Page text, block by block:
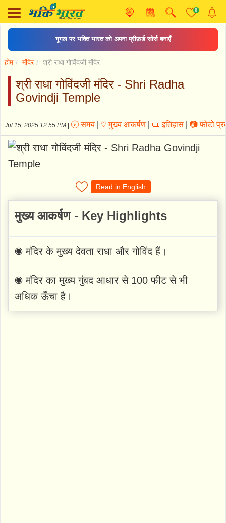
0
गूगल पर भक्ति भारत को अपना प्रीफ़र्ड सोर्स बनाएँ
होम मंदिर श्री राधा गोविंदजी मंदिर
श्री राधा गोविंदजी मंदिर - Shri Radha
Govindji Temple
Jul 15, 2025 12:55 PM 🕖 समय ♡ मुख्य आकर्षण 📜 इतिहास 📷 फोटो
Read in English
मुख्य आकर्षण - Key Highlights
◉ मंदिर के मुख्य देवता राधा और गोविंद हैं।
◉ मंदिर का मुख्य गुंबद आधार से 100 फीट से भी
अधिक ऊँचा है।